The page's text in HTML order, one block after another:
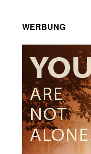
WERBUNG